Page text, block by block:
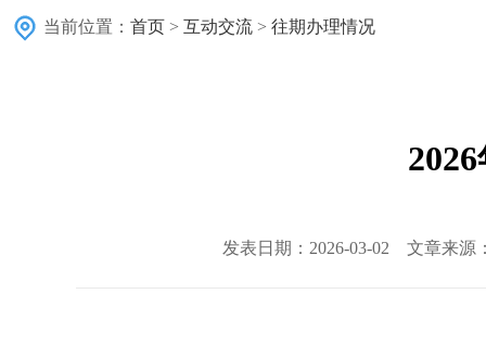
当前位置： 首页 > 互动交流 > 往期办理情况
发表日期：2026-03-02 文章来源